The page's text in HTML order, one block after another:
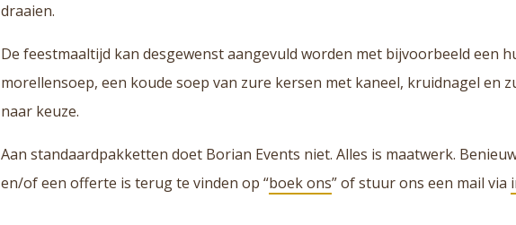
draaien.
De feestmaaltijd kan desgewenst aangevuld worden met bijvoorbeeld een
morellensoep, een koude soep van zure kersen met kaneel, kruidnagel en
naar keuze.
Aan standaardpakketten doet Borian Events niet. Alles is maatwerk.
en/of een offerte is terug te vinden op “boek ons” of stuur ons een mail via